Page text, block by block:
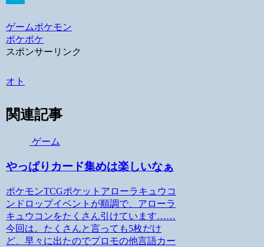
ゲームポケモン
ポケポケ
スポンサーリンク
オト
関連記事
ゲーム
やっぱりカード集めは楽しいなぁ
ポケモンTCGポケットアローラキュウコ
ンドロップイベントが順調で、アローラ
キュウコンをたくさん引けています……
今回は。たくさんと言っても5枚だけ
ど、早々に出たのでプロモの他言語カー